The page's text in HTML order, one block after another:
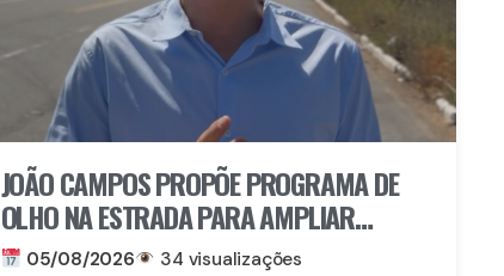
JOÃO CAMPOS PROPÕE PROGRAMA DE
OLHO NA ESTRADA PARA AMPLIAR
SEGURANÇA NAS RODOVIAS
05/08/2026 34 visualizações